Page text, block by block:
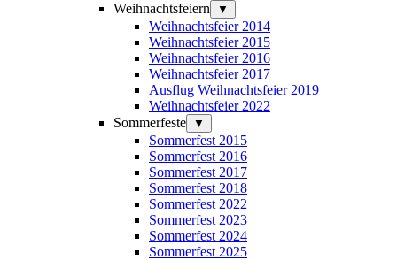
Weihnachtsfeiern
▼
Weihnachtsfeier 2014
Weihnachtsfeier 2015
Weihnachtsfeier 2016
Weihnachtsfeier 2017
Ausflug Weihnachtsfeier 2019
Weihnachtsfeier 2022
Sommerfeste
▼
Sommerfest 2015
Sommerfest 2016
Sommerfest 2017
Sommerfest 2018
Sommerfest 2022
Sommerfest 2023
Sommerfest 2024
Sommerfest 2025